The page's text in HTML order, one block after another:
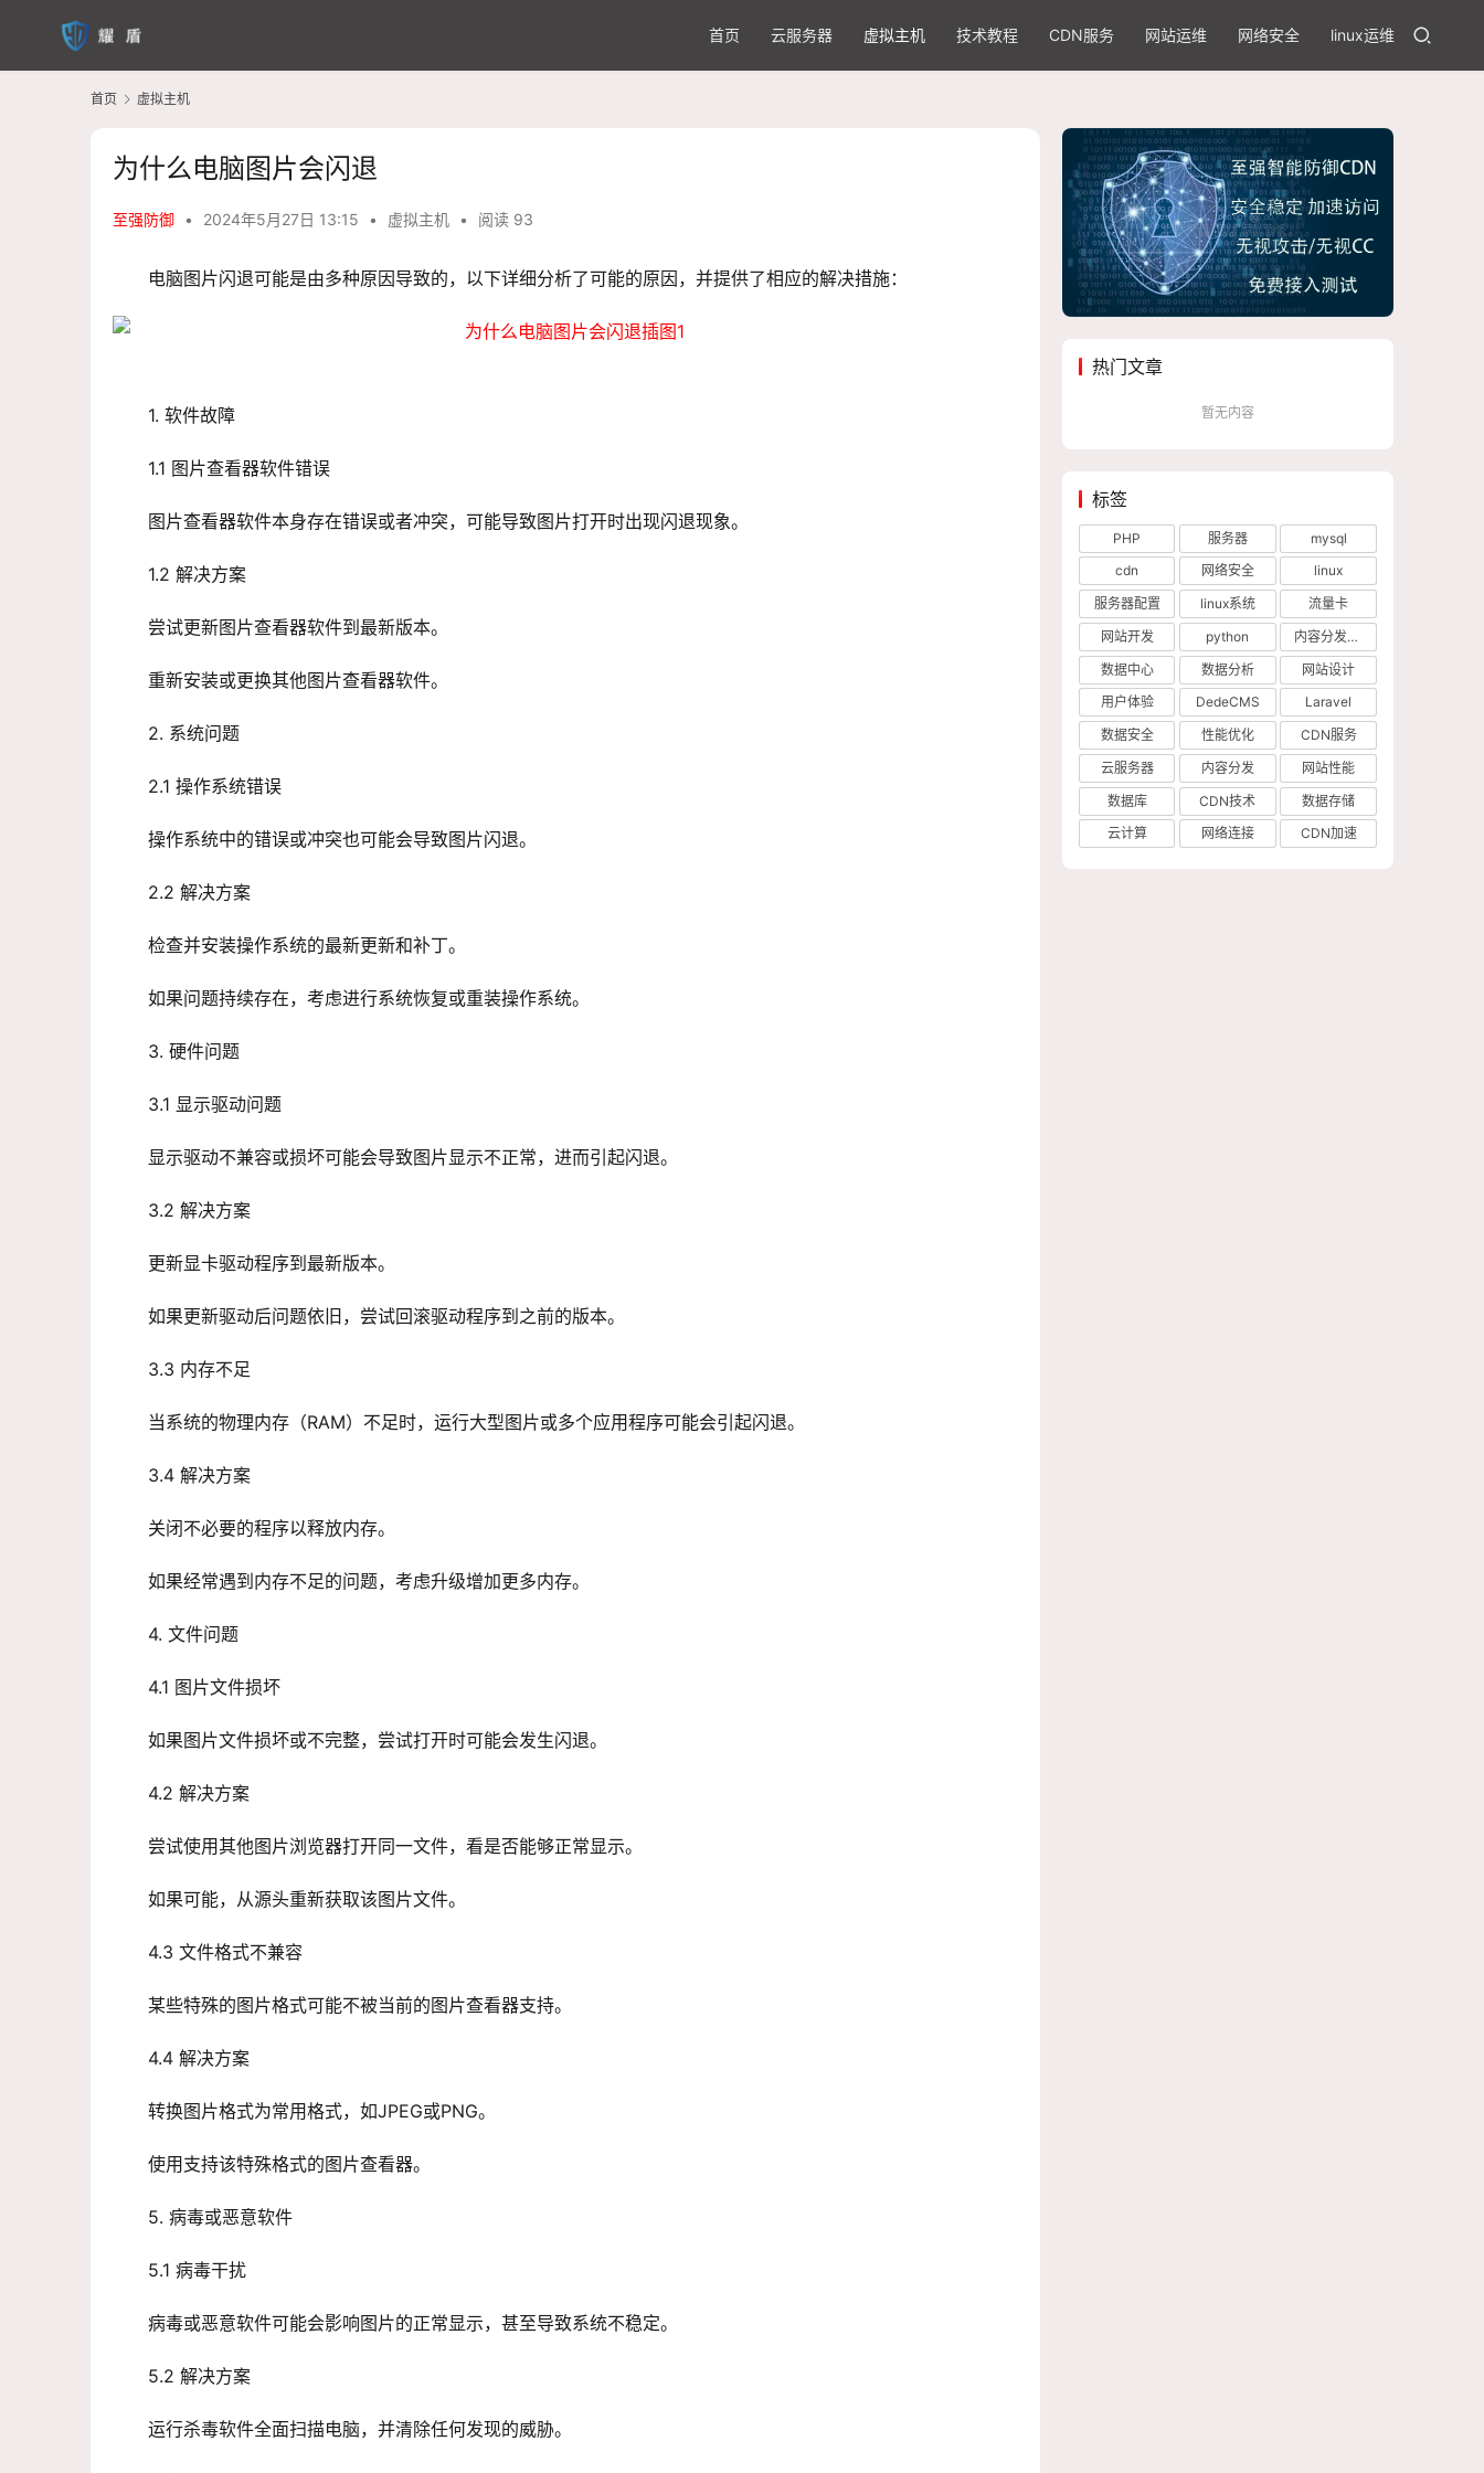
首页 云服务器 虚拟主机 技术教程 CDN服务 网站运维 网络安全 linux运维
首页 虚拟主机
为什么电脑图片会闪退
至强防御 • 2024年5月27日 13:15 • 虚拟主机 • 阅读 93
电脑图片闪退可能是由多种原因导致的，以下详细分析了可能的原因，并提供了相应的解决措施：
1. 软件故障
1.1 图片查看器软件错误
图片查看器软件本身存在错误或者冲突，可能导致图片打开时出现闪退现象。
1.2 解决方案
尝试更新图片查看器软件到最新版本。
重新安装或更换其他图片查看器软件。
2. 系统问题
2.1 操作系统错误
操作系统中的错误或冲突也可能会导致图片闪退。
2.2 解决方案
检查并安装操作系统的最新更新和补丁。
如果问题持续存在，考虑进行系统恢复或重装操作系统。
3. 硬件问题
3.1 显示驱动问题
显示驱动不兼容或损坏可能会导致图片显示不正常，进而引起闪退。
3.2 解决方案
更新显卡驱动程序到最新版本。
如果更新驱动后问题依旧，尝试回滚驱动程序到之前的版本。
3.3 内存不足
当系统的物理内存（RAM）不足时，运行大型图片或多个应用程序可能会引起闪退。
3.4 解决方案
关闭不必要的程序以释放内存。
如果经常遇到内存不足的问题，考虑升级增加更多内存。
4. 文件问题
4.1 图片文件损坏
如果图片文件损坏或不完整，尝试打开时可能会发生闪退。
4.2 解决方案
尝试使用其他图片浏览器打开同一文件，看是否能够正常显示。
如果可能，从源头重新获取该图片文件。
4.3 文件格式不兼容
某些特殊的图片格式可能不被当前的图片查看器支持。
4.4 解决方案
转换图片格式为常用格式，如JPEG或PNG。
使用支持该特殊格式的图片查看器。
5. 病毒或恶意软件
5.1 病毒干扰
病毒或恶意软件可能会影响图片的正常显示，甚至导致系统不稳定。
5.2 解决方案
运行杀毒软件全面扫描电脑，并清除任何发现的威胁。
热门文章
暂无内容
标签
PHP 服务器
mysql
cdn
网络安全
linux
服务器配置
linux系统
流量卡
网站开发
python
内容分发网络
数据中心
数据分析
网站设计
用户体验
DedeCMS
Laravel
数据安全
性能优化
CDN服务
云服务器
内容分发
网站性能
数据库
CDN技术
数据存储
云计算
网络连接 CDN加速